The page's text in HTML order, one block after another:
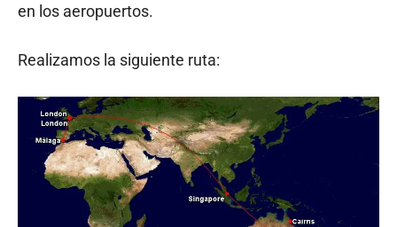
en los aeropuertos.
Realizamos la siguiente ruta: